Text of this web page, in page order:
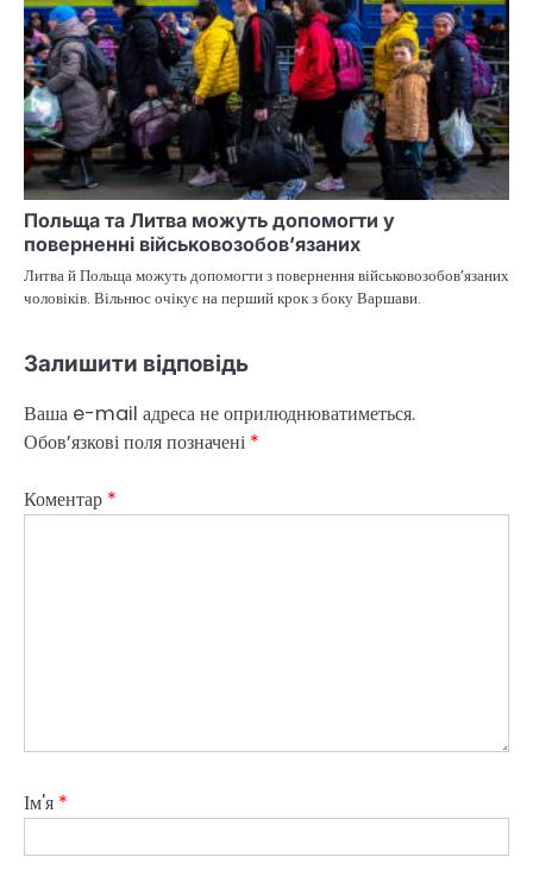
Польща та Литва можуть допомогти у
поверненні військовозобов’язаних
Литва й Польща можуть допомогти з повернення військовозобов’язаних
чоловіків. Вільнюс очікує на перший крок з боку Варшави.
Залишити відповідь
Ваша e-mail адреса не оприлюднюватиметься.
Обов’язкові поля позначені *
Коментар *
Ім'я *